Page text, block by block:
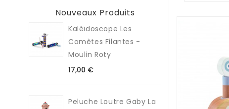
Nouveaux Produits
Kaléïdoscope Les
Comètes Filantes -
Moulin Roty
17,00 €Prix
Peluche Loutre Gaby La